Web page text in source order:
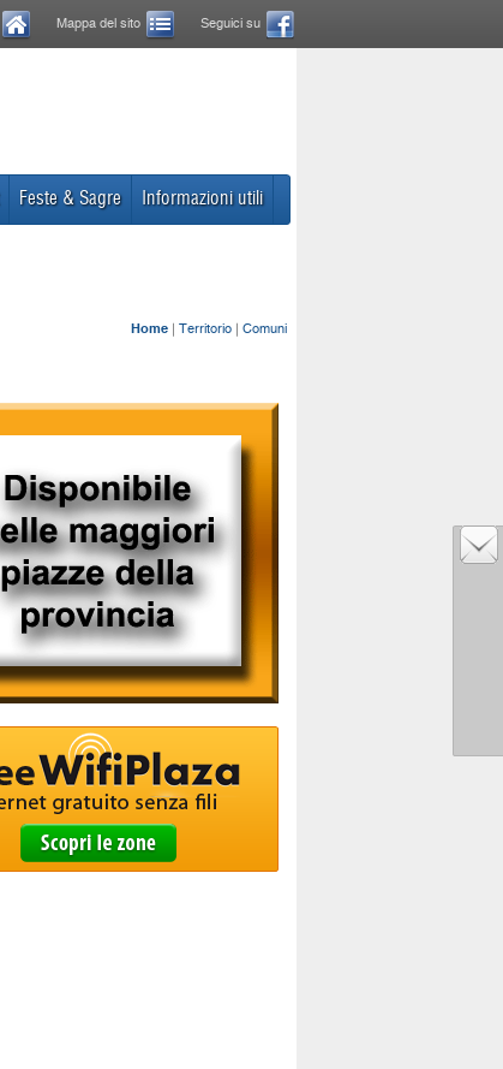
Mappa del sito Seguici su
Feste & Sagre Informazioni utili
Home | Territorio | Comuni